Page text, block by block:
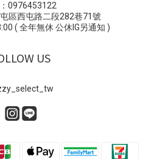
0976453122
區西屯路二段282巷71號
( 全年無休 公休IG另通知 )
US